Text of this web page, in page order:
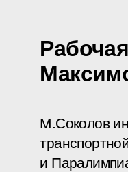
М.Соколов
и